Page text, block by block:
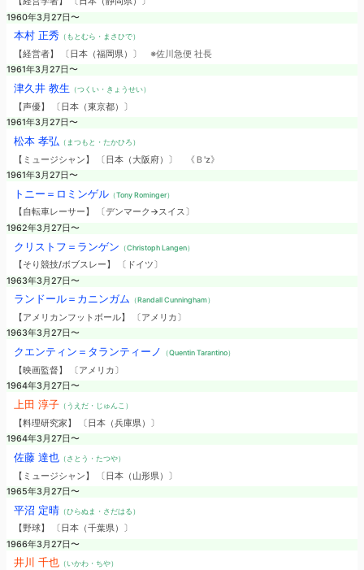
1960年3月27日〜
本村 正秀 （もとむら・まさひで）
【経営者】 〔日本（福岡県）〕 ※佐川急便 社長
1961年3月27日〜
津久井 教生 （つくい・きょうせい）
【声優】 〔日本（東京都）〕
1961年3月27日〜
松本 孝弘 （まつもと・たかひろ）
【ミュージシャン】 〔日本（大阪府）〕
《Ｂ'z》
1961年3月27日〜
トニー＝ロミンゲル（Tony Rominger）
【自転車レーサー】 〔デンマーク→スイス〕
1962年3月27日〜
クリストフ＝ランゲン （Christoph Langen）
【そり競技/ボブスレー】 〔ドイツ〕
1963年3月27日〜
ランドール＝カニンガム （Randall Cunningham）
【アメリカンフットボール】 〔アメリカ〕
1963年3月27日〜
クエンティン＝タランティーノ （Quentin Tarantino）
【映画監督】 〔アメリカ〕
1964年3月27日〜
上田 淳子（うえだ・じゅんこ）
【料理研究家】 〔日本（兵庫県）〕
1964年3月27日〜
佐藤 達也（さとう・たつや）
【ミュージシャン】 〔日本（山形県）〕
1965年3月27日〜
平沼 定晴（ひらぬま・さだはる）
【野球】 〔日本（千葉県）〕
1966年3月27日〜
井川 千也（いかわ・ちや）